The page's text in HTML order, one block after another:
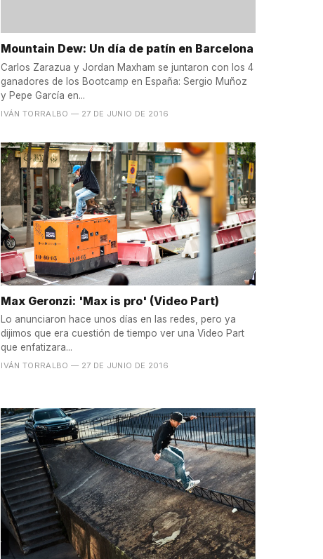
Mountain Dew: Un día de patín en Barcelona
Carlos Zarazua y Jordan Maxham se juntaron con los 4
ganadores de los Bootcamp en España: Sergio Muñoz
y Pepe García en...
IVÁN TORRALBO — 27 DE JUNIO DE 2016
Max Geronzi: 'Max is pro' (Video Part)
Lo anunciaron hace unos días en las redes, pero ya
dijimos que era cuestión de tiempo ver una Video Part
que enfatizara...
IVÁN TORRALBO — 27 DE JUNIO DE 2016